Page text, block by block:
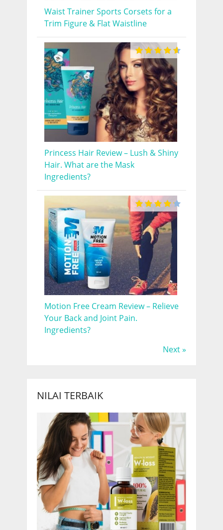
Waist Trainer Sports Corsets for a
Trim Figure & Flat Waistline
Princess Hair Review – Lush & Shiny
Hair. What are the Mask
Ingredients?
Motion Free Cream Review – Relieve
Your Back and Joint Pain.
Ingredients?
Next »
NILAI TERBAIK